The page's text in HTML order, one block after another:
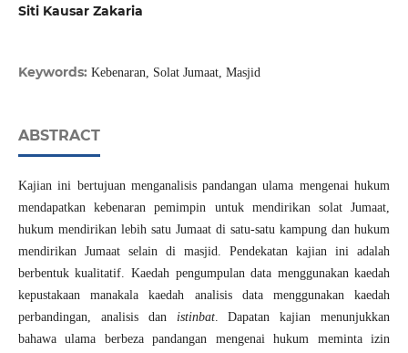
Siti Kausar Zakaria
Keywords: Kebenaran, Solat Jumaat, Masjid
ABSTRACT
Kajian ini bertujuan menganalisis pandangan ulama mengenai hukum
mendapatkan kebenaran pemimpin untuk mendirikan solat Jumaat,
hukum mendirikan lebih satu Jumaat di satu-satu kampung dan hukum
mendirikan Jumaat selain di masjid. Pendekatan kajian ini adalah
berbentuk kualitatif. Kaedah pengumpulan data menggunakan kaedah
kepustakaan manakala kaedah analisis data menggunakan kaedah
perbandingan, analisis danistinbat. Dapatan kajian menunjukkan
bahawa ulama berbeza pandangan mengenai hukum meminta izin